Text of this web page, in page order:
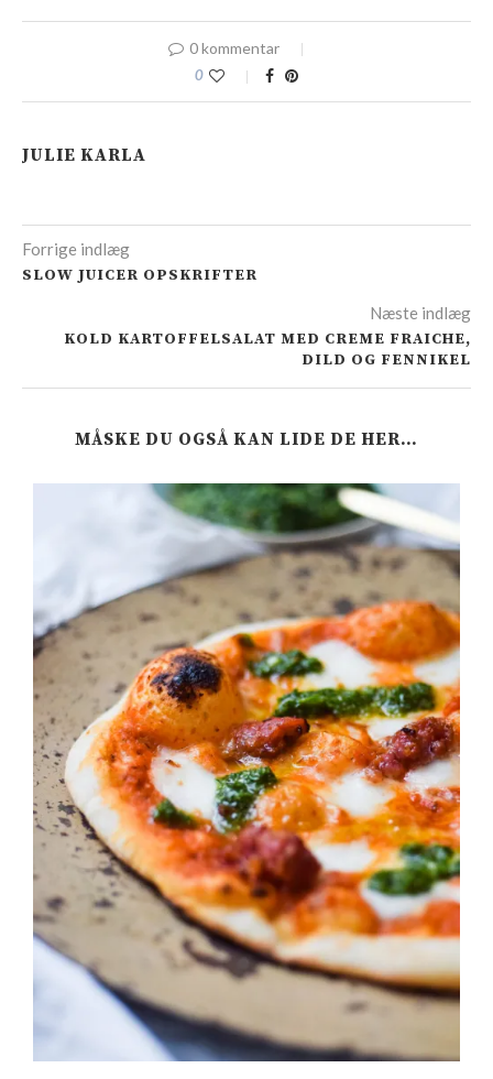
0 kommentar
0
JULIE KARLA
Forrige indlæg
SLOW JUICER OPSKRIFTER
Næste indlæg
KOLD KARTOFFELSALAT MED CREME FRAICHE,
DILD OG FENNIKEL
MÅSKE DU OGSÅ KAN LIDE DE HER…